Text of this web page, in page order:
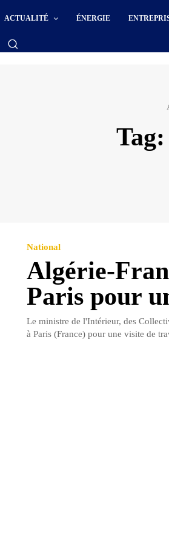
ACTUALITÉ ÉNERGIE
Tag:
National
Algérie-
Paris pour
Le ministre de l'Intérieur, des
à Paris (France) pour une visite de